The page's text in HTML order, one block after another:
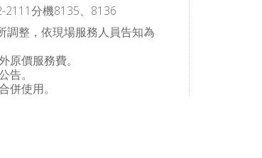
2111分機8135、8136
調整，依現場服務人員告知為
原價服務費。
告。
併使用。